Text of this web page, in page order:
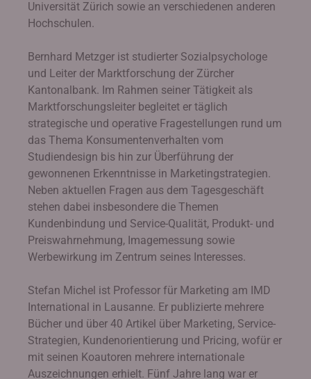
Universität Zürich sowie an verschiedenen anderen
Hochschulen.
Bernhard Metzger ist studierter Sozialpsychologe
und Leiter der Marktforschung der Zürcher
Kantonalbank. Im Rahmen seiner Tätigkeit als
Marktforschungsleiter begleitet er täglich
strategische und operative Fragestellungen rund um
das Thema Konsumentenverhalten vom
Studiendesign bis hin zur Überführung der
gewonnenen Erkenntnisse in Marketingstrategien.
Neben aktuellen Fragen aus dem Tagesgeschäft
stehen dabei insbesondere die Themen
Kundenbindung und Service-Qualität, Produkt- und
Preiswahrnehmung, Imagemessung sowie
Werbewirkung im Zentrum seines Interesses.
Stefan Michel ist Professor für Marketing am IMD
International in Lausanne. Er publizierte mehrere
Bücher und über 40 Artikel über Marketing, Service-
Strategien, Kundenorientierung und Pricing, wofür er
mit seinen Koautoren mehrere internationale
Auszeichnungen erhielt. Fünf Jahre lang war er